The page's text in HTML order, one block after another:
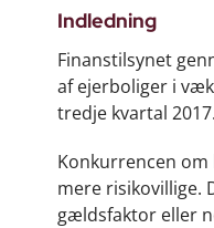
Indledning
Finanstilsynet
af ejerboliger i
tredje kvartal 2017.
Konkurrencen
mere risikovillige.
gældsfaktor eller